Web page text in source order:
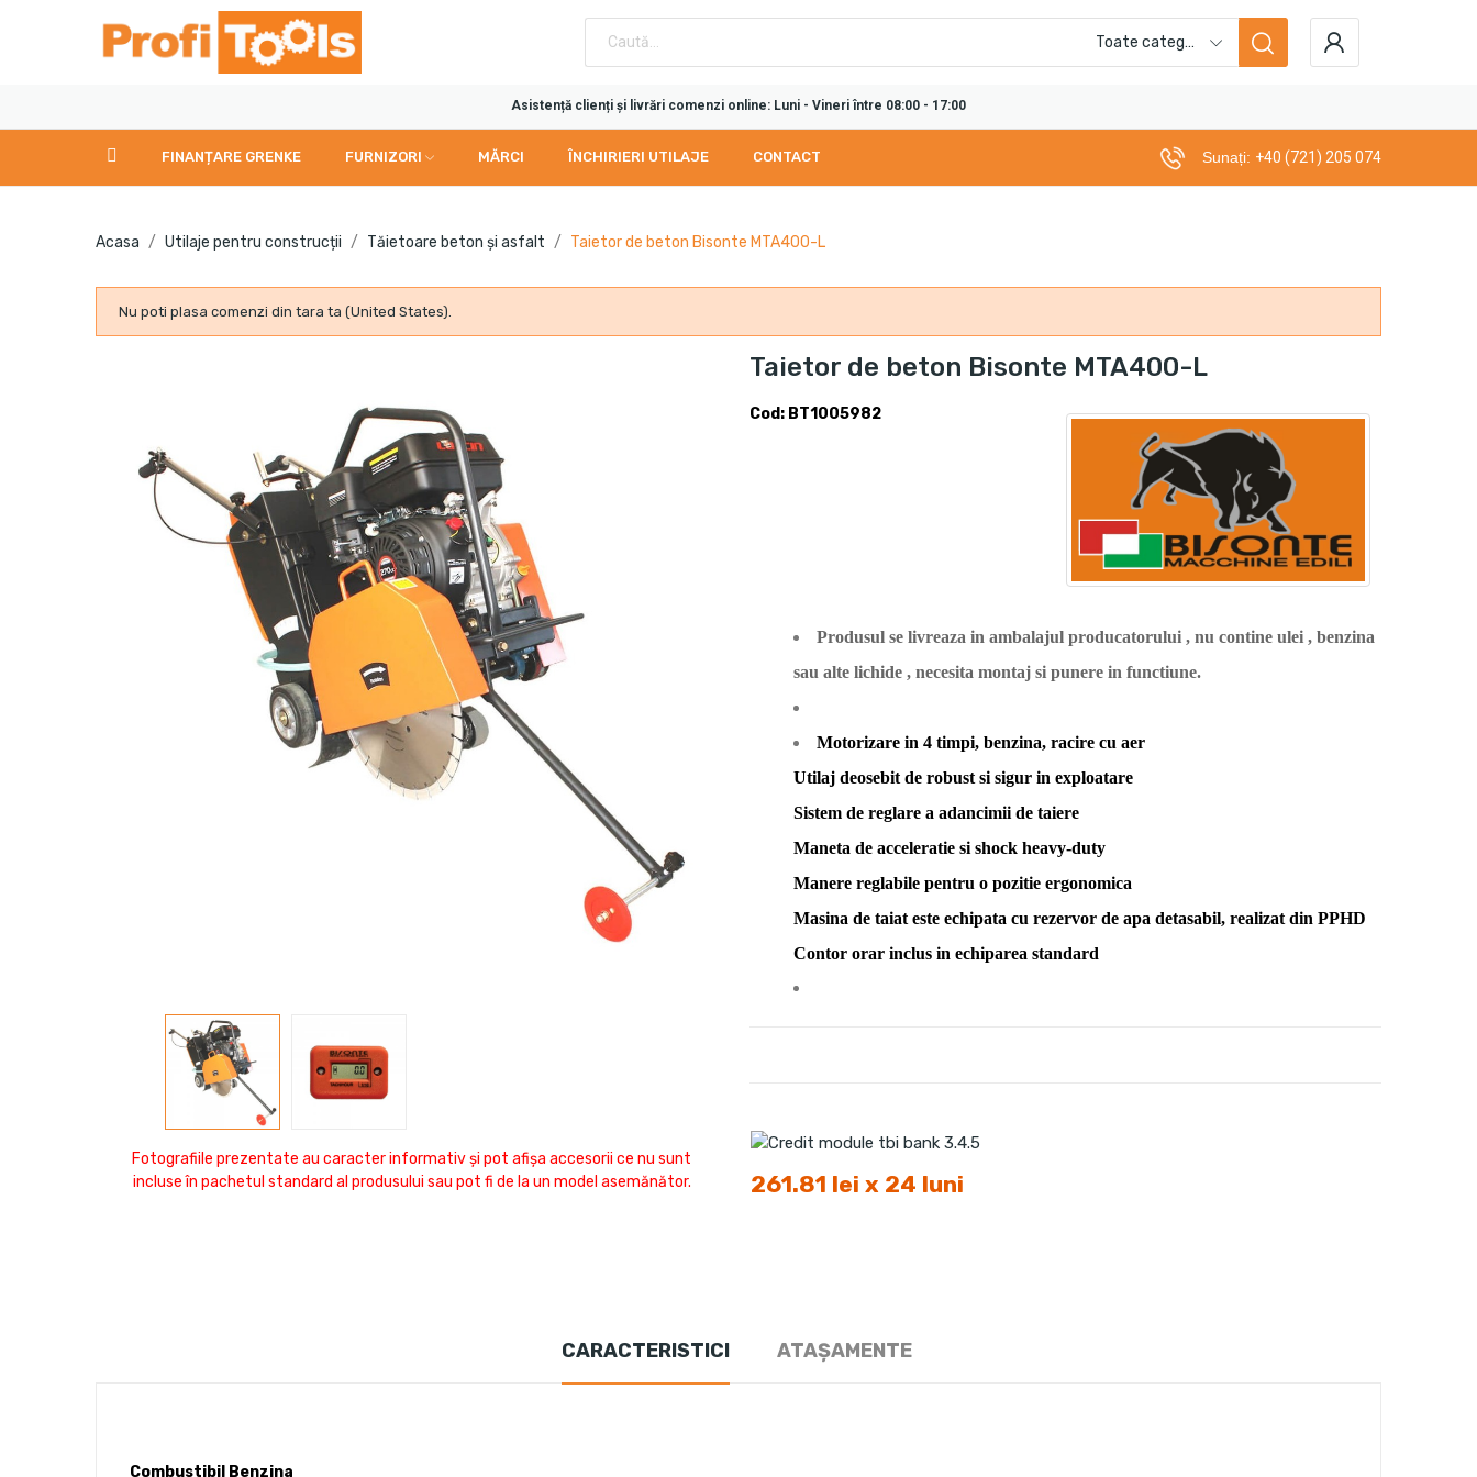
Toate categoriile
Asistență clienți și livrări comenzi online: Luni - Vineri între 08:00 - 17:00
FINANȚARE GRENKE FURNIZORI MĂRCI ÎNCHIRIERI UTILAJE CONTACT Sunați: +40 (721) 205 074
Acasa Utilaje pentru construcții Tăietoare beton și asfalt Taietor de beton Bisonte MTA400-L
Nu poti plasa comenzi din tara ta (United States).
Fotografiile prezentate au caracter informativ și pot afișa accesorii ce nu sunt
incluse în pachetul standard al produsului sau pot fi de la un model asemănător.
Taietor de beton Bisonte MTA400-L
Cod: BT1005982
Produsul se livreaza in ambalajul producatorului , nu contine ulei , benzina
sau alte lichide , necesita montaj si punere in functiune.
Motorizare in 4 timpi, benzina, racire cu aer
Utilaj deosebit de robust si sigur in exploatare
Sistem de reglare a adancimii de taiere
Maneta de acceleratie si shock heavy-duty
Manere reglabile pentru o pozitie ergonomica
Masina de taiat este echipata cu rezervor de apa detasabil, realizat din PPHD
Contor orar inclus in echiparea standard
261.81 lei x 24 luni
CARACTERISTICI ATAȘAMENTE
Combustibil Benzina